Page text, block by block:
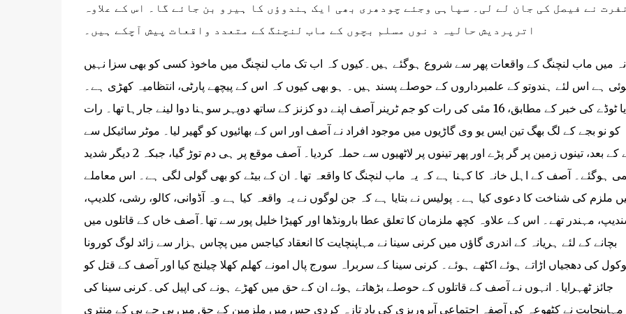
نفرت نے فیصل کی جان لے لی۔ سپاہی وجئے چودھری بھی ایک ہندوؤں کا ہیرو بن جائے گا۔ اس کے علاوہ
میں ماب لنچنگ کے واقعات پھر سے شروع ہوگئے ہیں۔کیوں کہ اب تک ماب لنچنگ میں ماخوذ کسی کو بھی سزا نہیں
ہے اس لئے ہندوتو کے علمبرداروں کے حوصلے پسند ہیں۔ ہو بھی کیوں کہ اس کے پیچھے پارٹی، انتظامیہ کھڑی ہے۔
انڈیا ٹوڈے کی خبر کے مطابق، 16 مئی کی رات کو جم ٹرینر آصف اپنے دو کزنز کے ساتھ دوپہر سوہنا دوا لینے جارہا تھا۔ رات
کو نو بجے کے لگ بھگ تین ایس یو وی گاڑیوں میں موجود افراد نے آصف اور اس کے بھائیوں کو گھیر لیا۔ موٹر سائیکل سے
ٹکرانے کے بعد، تینوں زمین پر گر پڑے اور پھر تینوں پر لاٹھیوں سے حملہ کردیا۔ آصف موقع پر ہی دم توڑ گیا، جبکہ 2 دیگر شدید
ہوگئے۔ آصف کے اہل خانہ کا کہنا ہے کہ یہ ماب لنچنگ کا واقعہ تھا۔ ان کے بیٹے کو بھی گولی لگی ہے۔ اس معاملے
ملزم کی شناخت کا دعوی کیا ہے۔ پولیس نے بتایا ہے کہ جن لوگوں نے یہ واقعہ کیا ہے وہ آڈوانی، کالو، رشی، کلدیپ،
مہندر تھے۔ اس کے علاوہ کچھ ملزمان کا تعلق عطا بارونڈھا اور کھیڑا خلیل پور سے تھا۔آصف خاں کے قاتلوں میں
بچانے کے لئے ہریانہ کے اندری گاؤں میں کرنی سینا نے مہاپنچایت کا انعقاد کیاجس میں پچاس ہزار سے زائد لوگ کورونا
کی دھجیاں اڑاتے ہوئے اکٹھے ہوئے۔ کرنی سینا کے سربراہ سورج پال امونے کھلم کھلا چیلنج کیا اور آصف کے قتل کو
جائز ٹھہرایا۔ انہوں نے آصف کے قاتلوں کے حوصلے بڑھاتے ہوئے ان کے حق میں کھڑے ہونے کی اپیل کی۔کرنی سینا کی
مہاپنچایت نے کٹھوعہ کی آصفہ اجتماعی آبروریزی کی یاد تازہ کردی جس میں ملزمین کے حق میں بی جے پی کے منتری